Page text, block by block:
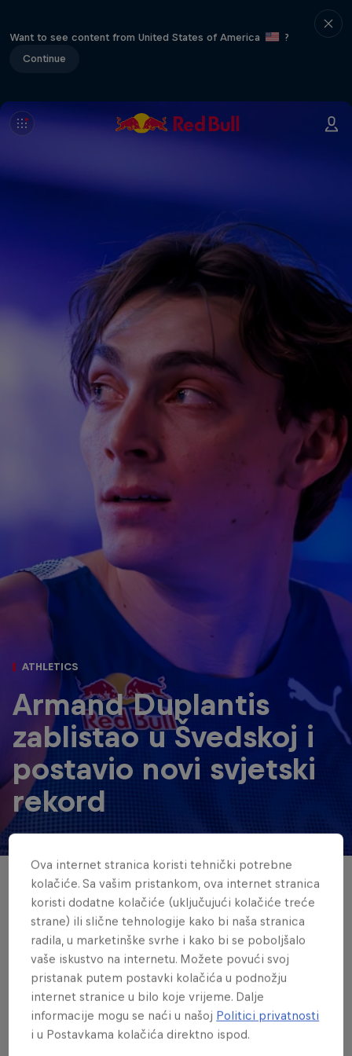
Want to see content from United States of America
?
Continue
© Richard Ström / Red Bull Content Pool
ATHLETICS
Armand Duplantis
zablistao u Švedskoj i
postavio novi svjetski
rekord
Armand "Mondo" Duplantis zabilježio je
sjajan nastup na mitingu Dijamantske lige
u Stockholmu u Švedskoj, gdje je
preskočio 6,28 metara i tako 12. put
oborio svjetski rekord.
Piše redbull.ba
3 min read
Published on15.06.2025 · 22:52 UTC
Ova internet stranica koristi tehnički potrebne
kolačiće. Sa vašim pristankom, ova internet stranica
koristi dodatne kolačiće (uključujući kolačiće treće
strane) ili slične tehnologije kako bi naša stranica
radila, u marketinške svrhe i kako bi se poboljšalo
vaše iskustvo na internetu. Možete povući svoj
pristanak putem postavki kolačića u podnožju
internet stranice u bilo koje vrijeme. Dalje
informacije mogu se naći u našoj Politici privatnosti
i u Postavkama kolačića direktno ispod.